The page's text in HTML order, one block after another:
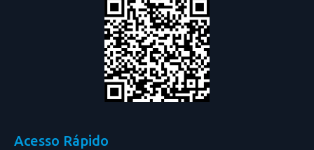
Acesso Rápido